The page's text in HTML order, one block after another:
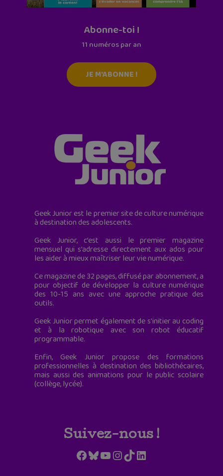
Abonne-toi !
11 numéros par an
JE M'ABONNE !
Geek Junior est le premier site de culture numérique
à destination des adolescents.
Geek Junior, c’est aussi le premier magazine
mensuel qui s’adresse directement aux ados pour
les aider à mieux maîtriser leur vie numérique.
Ce magazine de 32 pages, diffusé par abonnement, a
pour objectif de développer la culture numérique
des 10-15 ans avec une approche pratique des
outils.
Geek Junior permet également de s'initier au coding
et à la robotique avec son robot éducatif
programmable.
Enfin, Geek Junior propose des formations
professionnelles à destination des bibliothécaires,
mais aussi des animations pour le public scolaire
(collège, lycée).
Suivez-nous !
Facebook
Bluesky
YouTube
Instagram
TikTokLinkedIn